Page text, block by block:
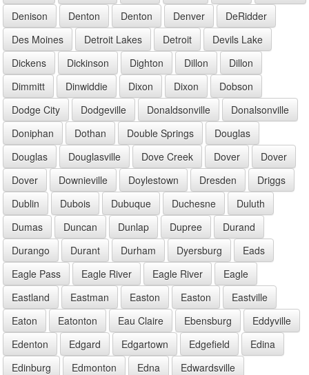
Denison
Denton Denton Denver
DeRidder
Des Moines
Detroit Lakes Detroit
Devils Lake
Dickens
Dickinson Dighton Dillon
Dillon
Dimmitt
Dinwiddie Dixon Dixon
Dobson
Dodge City
Dodgeville Donaldsonville
Donalsonville
Doniphan
Dothan Double Springs
Douglas
Douglas
Douglasville Dove Creek Dover
Dover
Dover
Downieville Doylestown Dresden
Driggs
Dublin
Dubois Dubuque Duchesne
Duluth
Dumas
Duncan Dunlap Dupree
Durand
Durango
Durant Durham Dyersburg
Eads
Eagle Pass
Eagle River Eagle River
Eagle
Eastland
Eastman Easton Easton
Eastville
Eaton
Eatonton Eau Claire Ebensburg
Eddyville
Edenton
Edgard Edgartown Edgefield
Edina
Edinburg
Edmonton Edna
Edwardsville